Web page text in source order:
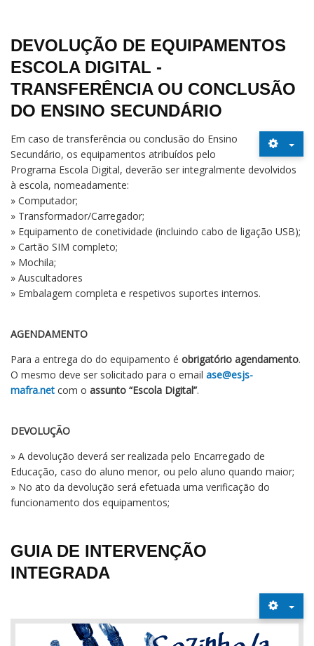
DEVOLUÇÃO DE EQUIPAMENTOS
ESCOLA DIGITAL -
TRANSFERÊNCIA OU CONCLUSÃO
DO ENSINO SECUNDÁRIO
Em caso de transferência ou conclusão do Ensino
Secundário, os equipamentos atribuídos pelo
Programa Escola Digital, deverão ser integralmente devolvidos
à escola, nomeadamente:
» Computador;
» Transformador/Carregador;
» Equipamento de conetividade (incluindo cabo de ligação USB);
» Cartão SIM completo;
» Mochila;
» Auscultadores
» Embalagem completa e respetivos suportes internos.
AGENDAMENTO
Para a entrega do do equipamento é obrigatório agendamento.
O mesmo deve ser solicitado para o email ase@esjs-
mafra.net com o assunto “Escola Digital”.
DEVOLUÇÃO
» A devolução deverá ser realizada pelo Encarregado de
Educação, caso do aluno menor, ou pelo aluno quando maior;
» No ato da devolução será efetuada uma verificação do
funcionamento dos equipamentos;
GUIA DE INTERVENÇÃO
INTEGRADA